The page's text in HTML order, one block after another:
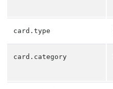
card.type
card.category